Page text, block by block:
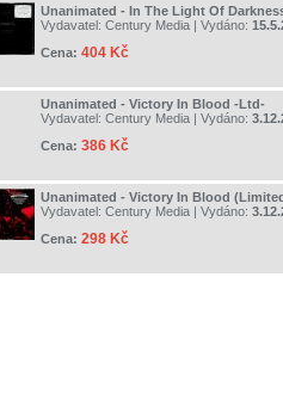
Unanimated - In The Light Of
Vydavatel: Century Media | Vydáno:
Cena: 404 Kč
Unanimated - Victory In Blood -Ltd-
Vydavatel: Century Media | Vydáno:
Cena: 386 Kč
Unanimated - Victory In Blood
Vydavatel: Century Media | Vydáno:
Cena: 298 Kč